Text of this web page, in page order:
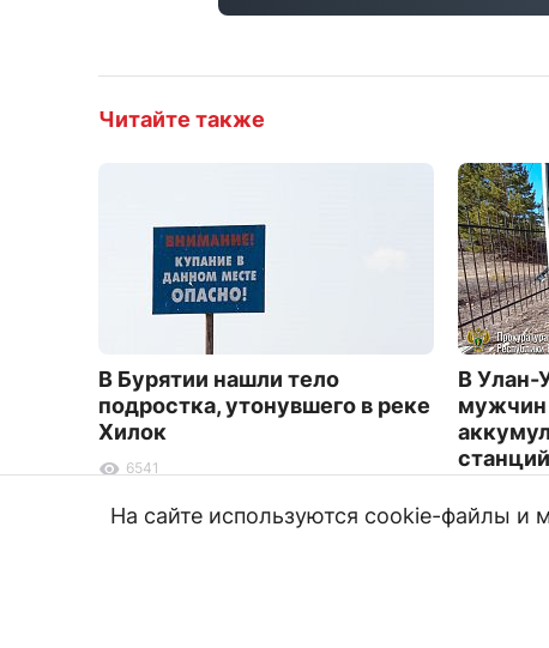
Читайте также
В Бурятии нашли тело
подростка, утонувшего в реке
Хилок
6541
В Улан-
мужчин
На сайте используются cookie-файлы и